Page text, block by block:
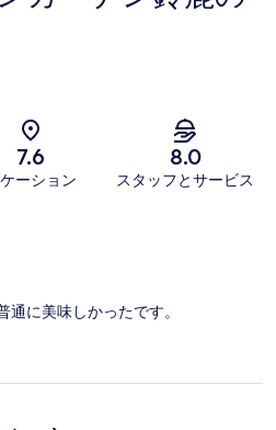
7.6
ーション
8.0
スタッフとサービス
に美味しかったです。